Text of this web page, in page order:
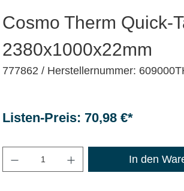
Cosmo Therm Quick-
2380x1000x22mm
777862 / Herstellernummer:
Listen-Preis: 70,98 €*
Maximale Bestellmenge: 1200
In den